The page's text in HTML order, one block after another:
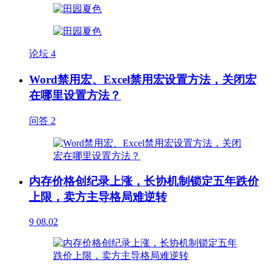
论坛 4
Word禁用宏、Excel禁用宏设置方法，关闭宏
在哪里设置方法？
问答 2
内存价格创纪录上涨，长协机制锁定五年跌价
上限，卖方主导格局难逆转
9 08.02